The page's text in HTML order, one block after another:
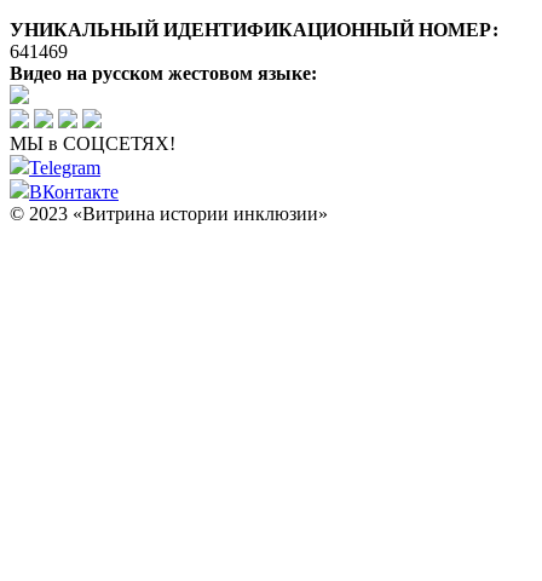
УНИКАЛЬНЫЙ ИДЕНТИФИКАЦИОННЫЙ НОМЕР:
641469
Видео на русском жестовом языке:
МЫ в СОЦСЕТЯХ!
Telegram
ВКонтакте
© 2023 «Витрина истории инклюзии»